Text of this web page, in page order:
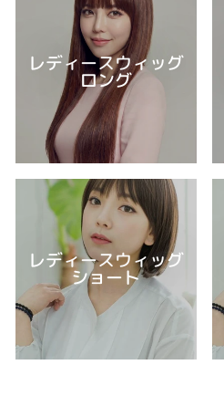
レディースウィッグ
ロング
レディースウィッグ
ショート